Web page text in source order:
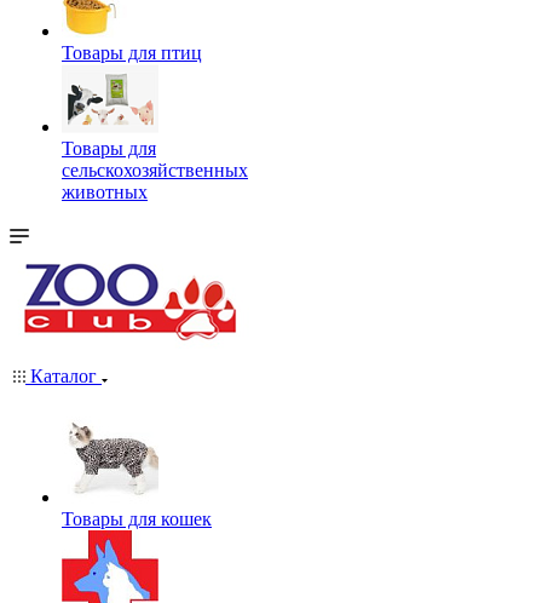
Товары для птиц
Товары для
сельскохозяйственных
животных
Каталог
Товары для кошек